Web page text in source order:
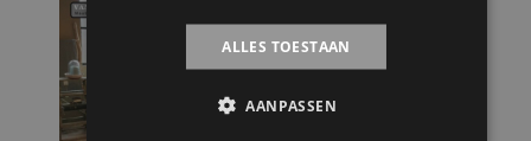
ALLES TOESTAAN
AANPASSEN